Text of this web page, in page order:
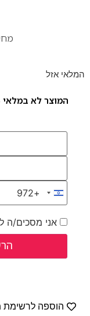
מחיר
המלאי אזל
המוצר לא במלאי
Israel +972
+972
אני מסכים/ה
הוספה לרשימת